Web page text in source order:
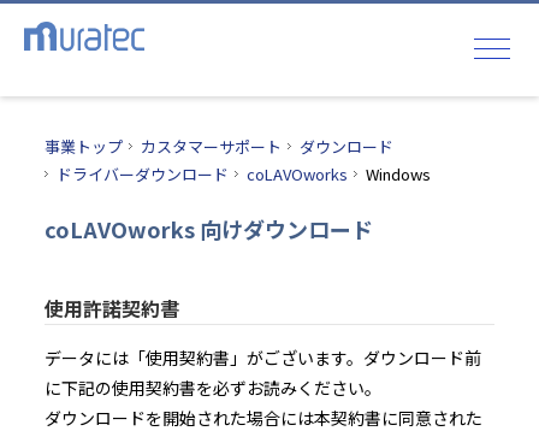
事業トップ カスタマーサポート
ダウンロード
ドライバーダウンロード
coLAVOworks Windows
coLAVOworks 向けダウンロード
使用許諾契約書
データには「使用契約書」がございます。ダウンロード前
に下記の使用契約書を必ずお読みください。
ダウンロードを開始された場合には本契約書に同意された